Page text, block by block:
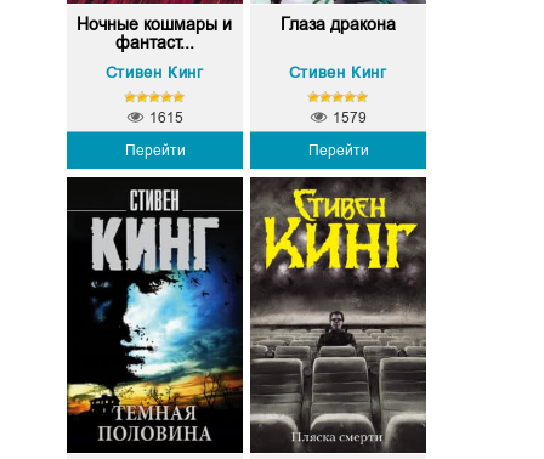
Ночные кошмары и
фантаст...
Стивен Кинг
Перейти
1615
Глаза дракона
Стивен Кинг
Перейти
1579